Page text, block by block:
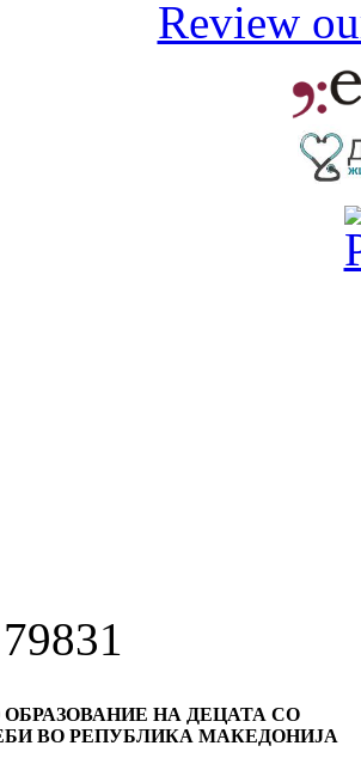
Review
НА ДЕЦАТА СО
ВО РЕПУБЛИКА МАКЕДОНИЈА